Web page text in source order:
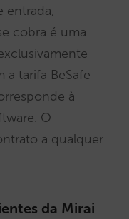
entrada,
cobra é uma
a tarifa BeSafe
à
O
a qualquer
da Mirai